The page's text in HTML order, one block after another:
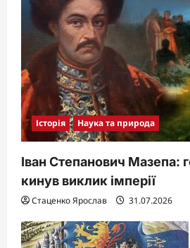
Історія Наука та природа
Іван Степанович Мазепа:
кинув виклик імперії
Стаценко Ярослав 31.07.2026